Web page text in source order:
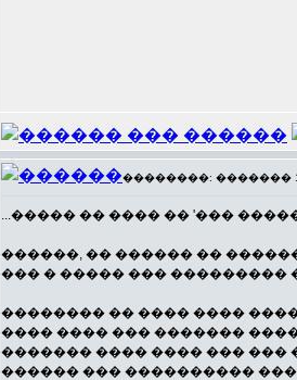
��������: ������� 19
...����� �� ���� �� '���
������, �� ������ ��
��� � ����� ��� ���������
�������� �� ���� ����
���� ���� ��� �������
������� ���� ���� ��� ���
������ ��� ����������